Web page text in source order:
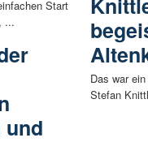
Start
...
und
Das war
Stefan